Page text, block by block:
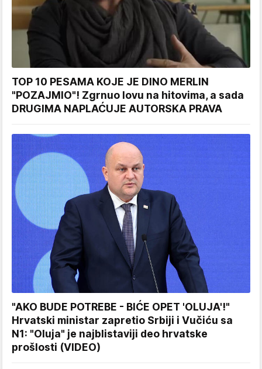
TOP 10 PESAMA KOJE JE DINO MERLIN
"POZAJMIO"! Zgrnuo lovu na hitovima, a sada
DRUGIMA NAPLAĆUJE AUTORSKA PRAVA
"AKO BUDE POTREBE - BIĆE OPET 'OLUJA'!"
Hrvatski ministar zapretio Srbiji i Vučiću sa
N1: "Oluja" je najblistaviji deo hrvatske
prošlosti (VIDEO)